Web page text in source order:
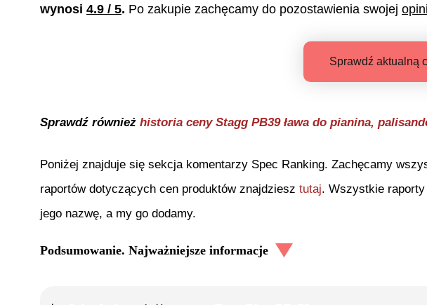
wynosi 4.9 / 5. Po zakupie zachęcamy do pozostawienia swojej
Sprawdź aktualną
Sprawdź również historia ceny Stagg PB39 ława do pianina,
Poniżej znajduje się sekcja komentarzy Spec Ranking. Zachęcamy
raportów dotyczących cen produktów znajdziesz tutaj. Wszystkie
jego nazwę, a my go dodamy.
Podsumowanie. Najważniejsze informacje